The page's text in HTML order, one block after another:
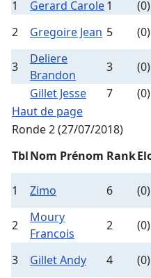
1
Gerard Carole1 (0)
2
Gregoire Jean 5 (0)
3
Deliere
Brandon
3 (0)
Gillet Jesse
7 (0)
Haut de page
Ronde 2 (27/07/2018)
TblNom Prénom Rank
1 Zimo 6 (0)
2
Moury
Francois
2 (0)
3 Gillet Andy 4 (0)